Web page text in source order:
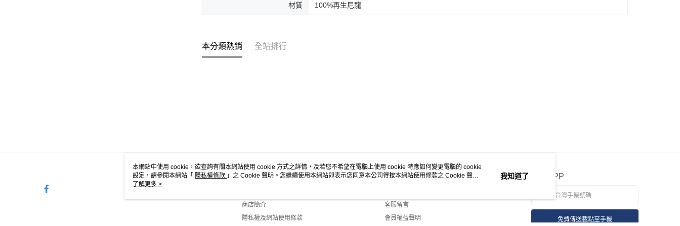
材質 100%再生尼龍
本分類熱銷 全站排行
關於我們
商店簡介
隱私權及網站使用條款
客服資訊
客服留言
會員權益聲明
官方APP
免費傳送載點至手機
本網站中使用 cookie，欲查詢有關本網站使用 cookie 方式之詳情，及若您不希望在電腦上使用 cookie 時應如何變更電腦的 cookie
設定，請參閱本網站「 隱私權條款 」之 Cookie 聲明。您繼續使用本網站即表示您同意本公司得按本網站使用條款之 Cookie 聲明
使用 cookie。
了解更多 >
我知道了